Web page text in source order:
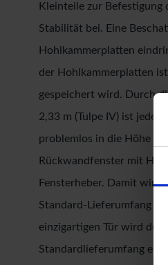
Kleinteile zur Befestigung
Stabilität bei. Eine
Hohlkammerplatten
der Hohlkammerplatten
gespeichert wird. Durch
2,33 m (Tulpe IV) ist jede
problemlos in die Höhe
Rückwandfenster mit
Fensterheber. Damit wird
Standard-Lieferumfang
einzigartigen Tür wird
Standardlieferumfang